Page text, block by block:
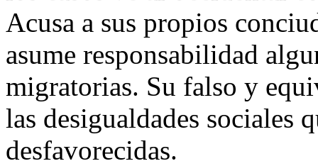
Acusa a sus propios
asume responsabilidad
migratorias. Su falso y
las desigualdades sociales
desfavorecidas.